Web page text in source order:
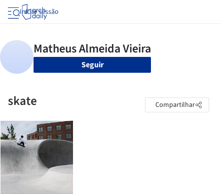
Iniciar sessão
Seguir
skate Compartilhar